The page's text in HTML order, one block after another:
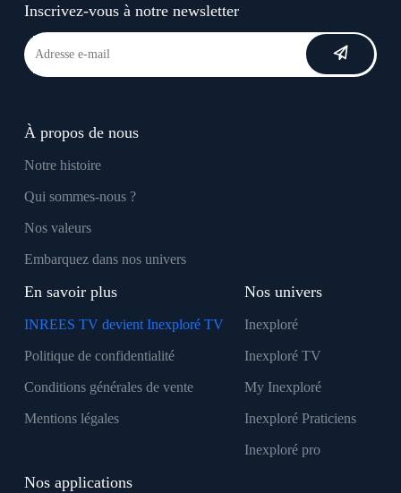
Inscrivez-vous à notre newsletter
À propos de nous
Notre histoire
Qui sommes-nous ?
Nos valeurs
Embarquez dans nos univers
En savoir plus
INREES TV devient Inexploré TV
Politique de confidentialité
Conditions générales de vente
Mentions légales
Nos univers
Inexploré
Inexploré TV
My Inexploré
Inexploré Praticiens
Inexploré pro
Nos applications